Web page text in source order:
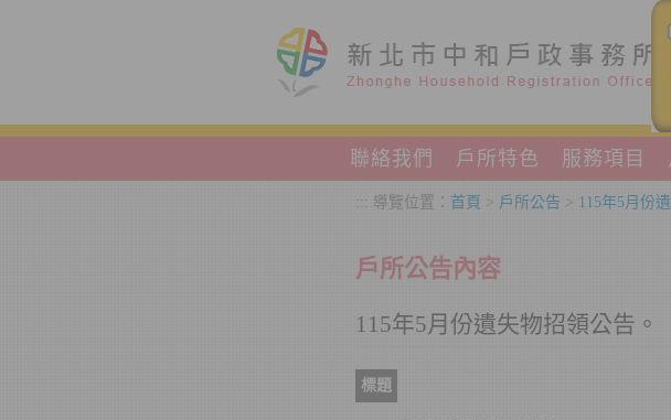
聯絡我們 戶所特色 服務項目
::: 導覽位置： 首頁 > 戶所公告 > 115年5月份
戶所公告內容
115年5月份遺失物招領公告。
標題